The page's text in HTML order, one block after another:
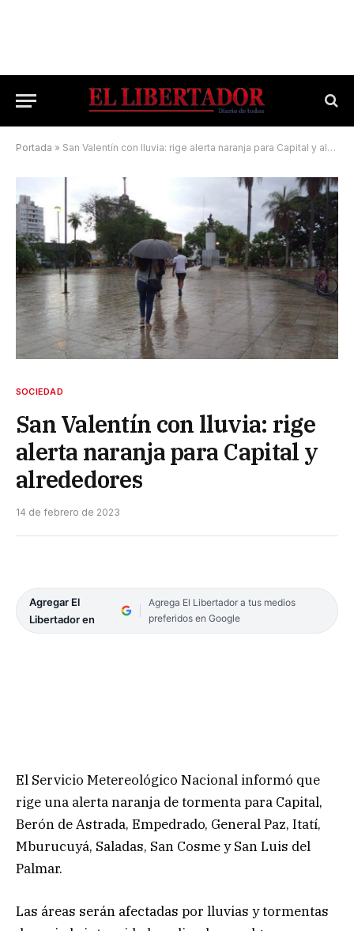
Portada » San Valentín con lluvia: rige alerta naranja para Capital y alrededores
SOCIEDAD
San Valentín con lluvia: rige
alerta naranja para Capital y
alrededores
14 de febrero de 2023
Agregar El
Libertador en
Agrega El Libertador a tus medios
preferidos en Google
El Servicio Metereológico Nacional informó que
rige una alerta naranja de tormenta para Capital,
Berón de Astrada, Empedrado, General Paz, Itatí,
Mburucuyá, Saladas, San Cosme y San Luis del
Palmar.
Las áreas serán afectadas por lluvias y tormentas